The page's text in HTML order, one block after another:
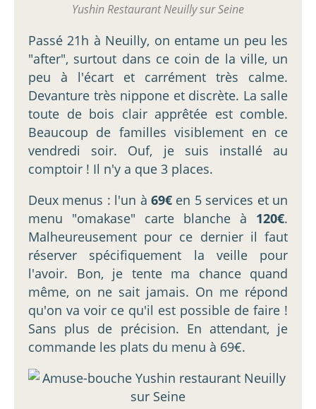
Yushin Restaurant Neuilly sur Seine
Passé 21h à Neuilly, on entame un peu les
"after", surtout dans ce coin de la ville, un
peu à l'écart et carrément très calme.
Devanture très nippone et discrète. La salle
toute de bois clair apprêtée est comble.
Beaucoup de familles visiblement en ce
vendredi soir. Ouf, je suis installé au
comptoir ! Il n'y a que 3 places.
Deux menus : l'un à 69€ en 5 services et un
menu "omakase" carte blanche à 120€.
Malheureusement pour ce dernier il faut
réserver spécifiquement la veille pour
l'avoir. Bon, je tente ma chance quand
même, on ne sait jamais. On me répond
qu'on va voir ce qu'il est possible de faire !
Sans plus de précision. En attendant, je
commande les plats du menu à 69€.